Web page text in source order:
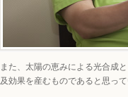
また、太陽の恵みによる光合成
及効果を産むものであると思って